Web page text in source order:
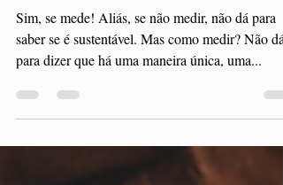
mede?
Sim, se mede! Aliás, se não medir, não dá para
saber se é sustentável. Mas como medir? Não dá
para dizer que há uma maneira única, uma...